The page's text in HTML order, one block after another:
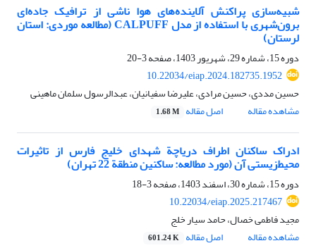
شبیه‌‌سازی پراکنش آلاینده‌‌های هوا ناشی از ترافیک جاده‌‌ای
برون‌شهری با استفاده از مدل CALPUFF (مطالعه موردی: استان
لرستان)
دوره 15، شماره 29، شهریور 1403، صفحه
3-20
10.22034/eiap.2024.182735.1952
حسین مددی، حسین مرادی، علیرضا سفیانیان، عبدالرسول سلمان ماهینی
مشاهده مقاله
اصل مقاله 1.68 M
ادراک ساکنان اطراف دریاچة شهدای خلیج فارس از تاثیرات
محیط‌زیستی آن (مورد مطالعه: ساکنین منطقة 22 تهران)
دوره 15، شماره 30، اسفند 1403، صفحه
3-18
10.22034/eiap.2025.217467
مجید فاطمی خصال، حامد سیار خلج
مشاهده مقاله
اصل مقاله 601.24 K